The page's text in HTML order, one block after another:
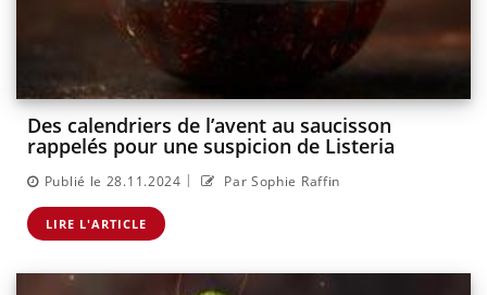
Des calendriers de l’avent au saucisson
rappelés pour une suspicion de Listeria
Publié le 28.11.2024 | Par Sophie Raffin
LIRE L'ARTICLE